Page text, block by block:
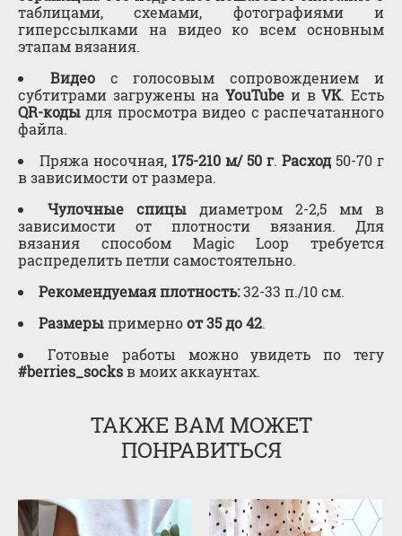
таблицами, схемами, фотографиями и
гиперссылками на видео ко всем основным
этапам вязания.
Видеос голосовым сопровождением и
субтитрами загружены наYouTube и вVK. Есть
QR-коды для просмотра видео с распечатанного
файла.
Пряжа носочная, 175-210 м/ 50 г. Расход50-70 г
в зависимости от размера.
Чулочные спицы диаметром 2-2,5 мм в
зависимости от плотности вязания. Для
вязания способом Magic Loop требуется
распределить петли самостоятельно.
Рекомендуемая плотность:32-33 п./10 см.
Размерыпримерноот 35 до 42.
Готовые работы можно увидеть по тегу
#berries_socksв моих аккаунтах.
ТАКЖЕ ВАМ МОЖЕТ
ПОНРАВИТЬСЯ